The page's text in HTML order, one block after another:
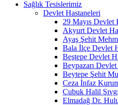
Sağlık Tesislerimiz
Devlet Hastaneleri
29 Mayıs Devlet
Akyurt Devlet
Ayaş Şehit
Bala İlçe Devlet
Beştepe Devlet
Beypazarı Devlet
Beytepe Şehit
Ceza İnfaz
Çubuk Halil
Elmadağ Dr.